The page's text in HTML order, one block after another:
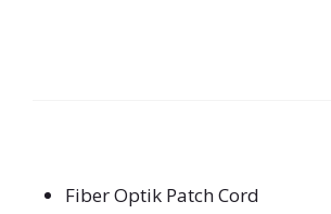
Fiber Optik Patch Cord